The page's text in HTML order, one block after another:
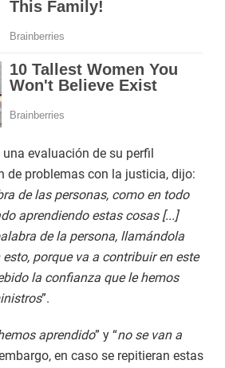
evaluación de su perfil
de problemas con la justicia, dijo:
de las personas, como en todo
aprendiendo estas cosas [...]
de la persona, llamándola
porque va a contribuir en este
la confianza que le hemos
”.
aprendido” y “no se van a
en caso se repitieran estas